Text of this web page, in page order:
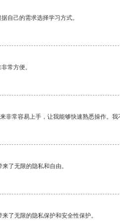
自己的需求选择学习方式。
常方便。
非常容易上手，让我能够快速熟悉操作。我
了无限的隐私和自由。
了无限的隐私保护和安全性保护。